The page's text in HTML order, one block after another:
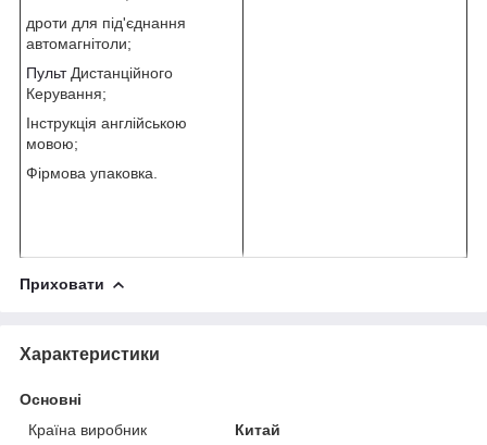
дроти для під'єднання
автомагнітоли;
ПультДистанційного
Керування;
Інструкція англійською
мовою;
Фірмова упаковка.
Приховати
Характеристики
Основні
Країна виробник
Китай